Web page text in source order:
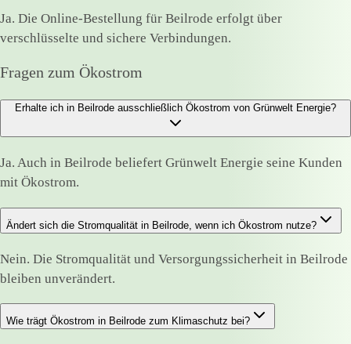
Ja. Die Online-Bestellung für Beilrode erfolgt über
verschlüsselte und sichere Verbindungen.
Fragen zum Ökostrom
Erhalte ich in Beilrode ausschließlich Ökostrom von Grünwelt Energie?
Ja. Auch in Beilrode beliefert Grünwelt Energie seine Kunden
mit Ökostrom.
Ändert sich die Stromqualität in Beilrode, wenn ich Ökostrom nutze?
Nein. Die Stromqualität und Versorgungssicherheit in Beilrode
bleiben unverändert.
Wie trägt Ökostrom in Beilrode zum Klimaschutz bei?